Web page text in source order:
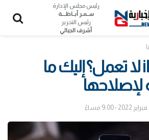
رئيس مجلس الإدارة
ســمـر أبــاظــــة
رئيس التحرير
أشرف الجبالي
iPhone GIFs لا تعمل؟ إليك ما